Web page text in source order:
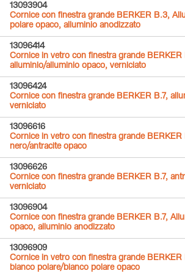
13093904
Cornice con finestra grande BERKER B.3,
polare opaco, alluminio anodizzato
13096414
Cornice in vetro con finestra grande BERKER
alluminio/alluminio opaco, verniciato
13096424
Cornice con finestra grande BERKER B.7,
verniciato
13096616
Cornice in vetro con finestra grande BERKER
nero/antracite opaco
13096626
Cornice con finestra grande BERKER B.7,
verniciato
13096904
Cornice con finestra grande BERKER B.7,
opaco, alluminio anodizzato
13096909
Cornice in vetro con finestra grande BERKER
bianco polare/bianco polare opaco